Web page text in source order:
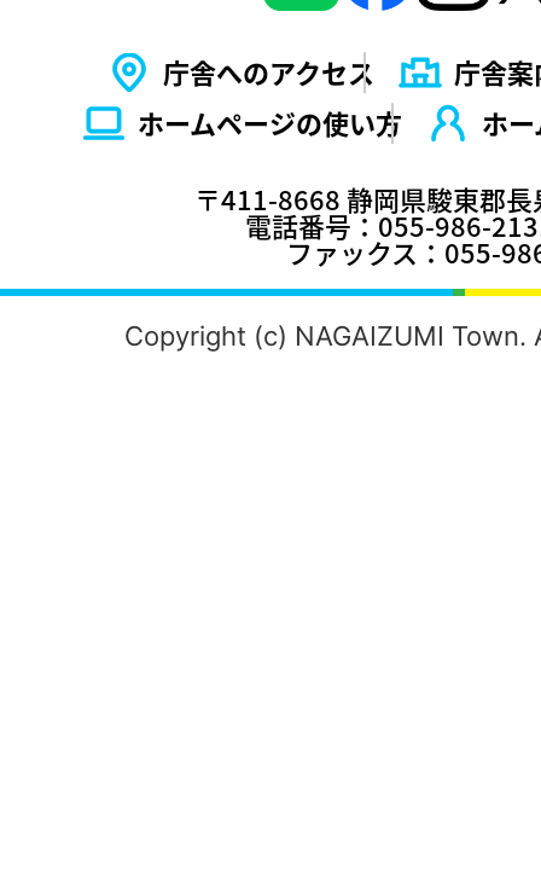
庁舎へのアクセス
庁舎案
ホームページの使い⽅
ホ
〒411-8668 静岡県駿東郡
電話番号：055-986-
ファックス：055-
Copyright (c) NAGAIZUMI Town.